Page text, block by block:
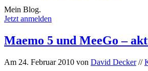
Mein Blog.
Jetzt anmelden
Maemo 5 und MeeGo –
Am 24. Februar 2010 von David Decker//